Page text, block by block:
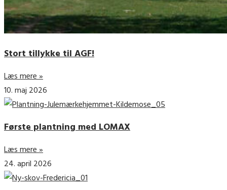
Stort tillykke til AGF!
Læs mere »
10. maj 2026
Første plantning med LOMAX
Læs mere »
24. april 2026